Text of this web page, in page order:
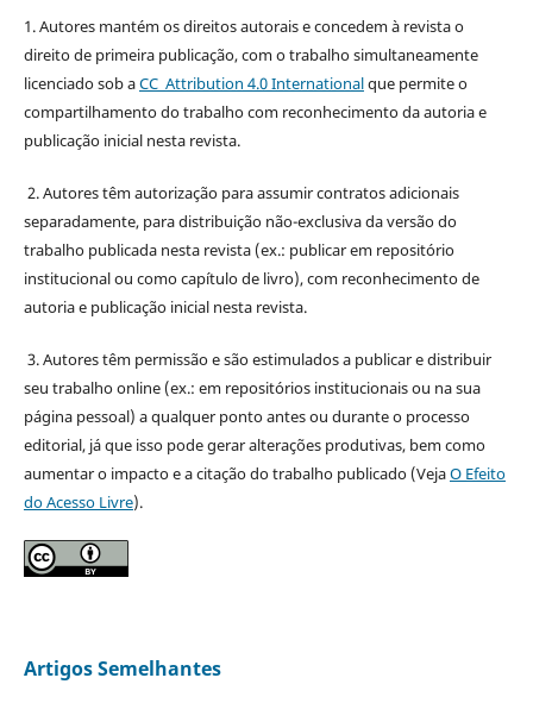
1. Autores mantém os direitos autorais e concedem à revista o
direito de primeira publicação, com o trabalho simultaneamente
licenciado sob aCC Attribution 4.0 Internationalque permite o
compartilhamento do trabalho com reconhecimento da autoria e
publicação inicial nesta revista.
2. Autores têm autorização para assumir contratos adicionais
separadamente, para distribuição não-exclusiva da versão do
trabalho publicada nesta revista (ex.: publicar em repositório
institucional ou como capítulo de livro), com reconhecimento de
autoria e publicação inicial nesta revista.
3. Autores têm permissão e são estimulados a publicar e distribuir
seu trabalho online (ex.: em repositórios institucionais ou na sua
página pessoal) a qualquer ponto antes ou durante o processo
editorial, já que isso pode gerar alterações produtivas, bem como
aumentar o impacto e a citação do trabalho publicado (VejaO Efeito
do Acesso Livre).
Artigos Semelhantes